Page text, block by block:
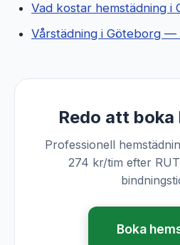
Vad kostar hemstädning i
Vårstädning i Göteborg
Redo att boka
Professionell
274 kr/tim efter
Boka